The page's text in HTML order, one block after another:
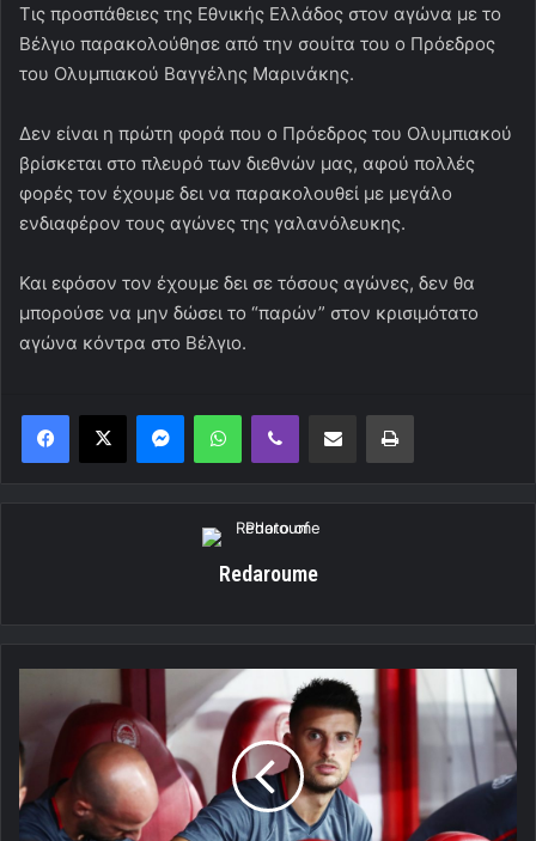
Tις προσπάθειες της Εθνικής Ελλάδος στον αγώνα με το
Βέλγιο παρακολούθησε από την σουίτα του ο Πρόεδρος
του Ολυμπιακού Βαγγέλης Μαρινάκης.
Δεν είναι η πρώτη φορά που ο Πρόεδρος του Ολυμπιακού
βρίσκεται στο πλευρό των διεθνών μας, αφού πολλές
φορές τον έχουμε δει να παρακολουθεί με μεγάλο
ενδιαφέρον τους αγώνες της γαλανόλευκης.
Και εφόσον τον έχουμε δει σε τόσους αγώνες, δεν θα
μπορούσε να μην δώσει το “παρών” στον κρισιμότατο
αγώνα κόντρα στο Βέλγιο.
MessengerWhatsAppViber Κοινοποίηση μέσω ηλεκτρονικού ταχυδρομείουΕκτύπωση
Redaroume
επικαλαμίδες
του
Ολυμπιακού
ο
Μιραλάς!